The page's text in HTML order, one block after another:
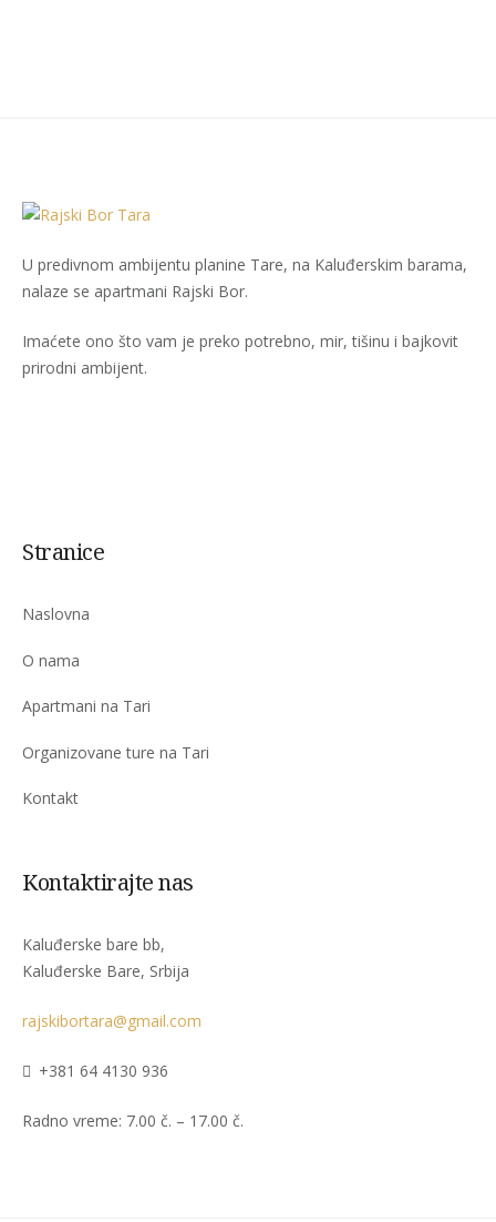
U predivnom ambijentu planine Tare, na Kaluđerskim barama,
nalaze se apartmani Rajski Bor.
Imaćete ono što vam je preko potrebno, mir, tišinu i bajkovit
prirodni ambijent.
Stranice
Naslovna
O nama
Apartmani na Tari
Organizovane ture na Tari
Kontakt
Kontaktirajte nas
Kaluđerske bare bb,
Kaluđerske Bare, Srbija
rajskibortara@gmail.com
+381 64 4130 936
Radno vreme: 7.00 č. – 17.00 č.